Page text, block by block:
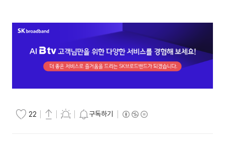
22 구독하기